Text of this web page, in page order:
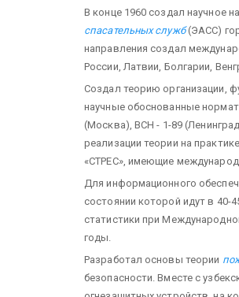
В конце 1960 создал научное
спасательных служб(ЭАСС)
направления создал
России, Латвии, Болгарии,
Создал теорию организации,
научные обоснованные
(Москва), ВСН - 1-89
реализации теории на
«СТРЕС», имеющие
Для информационного
состоянии которой идут в 40-
статистики при
годы.
Разработал основы теории
безопасности. Вместе с